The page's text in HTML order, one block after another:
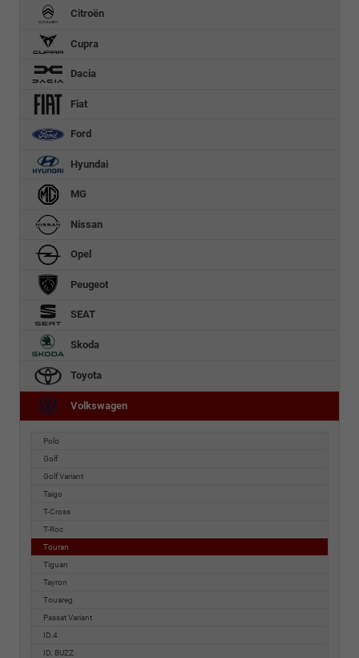
Citroën
Cupra
Dacia
Fiat
Ford
Hyundai
MG
Nissan
Opel
Peugeot
SEAT
Skoda
Toyota
Volkswagen
Polo
Golf
Golf Variant
Taigo
T-Cross
T-Roc
Touran
Tiguan
Tayron
Touareg
Passat Variant
ID.4
ID. BUZZ